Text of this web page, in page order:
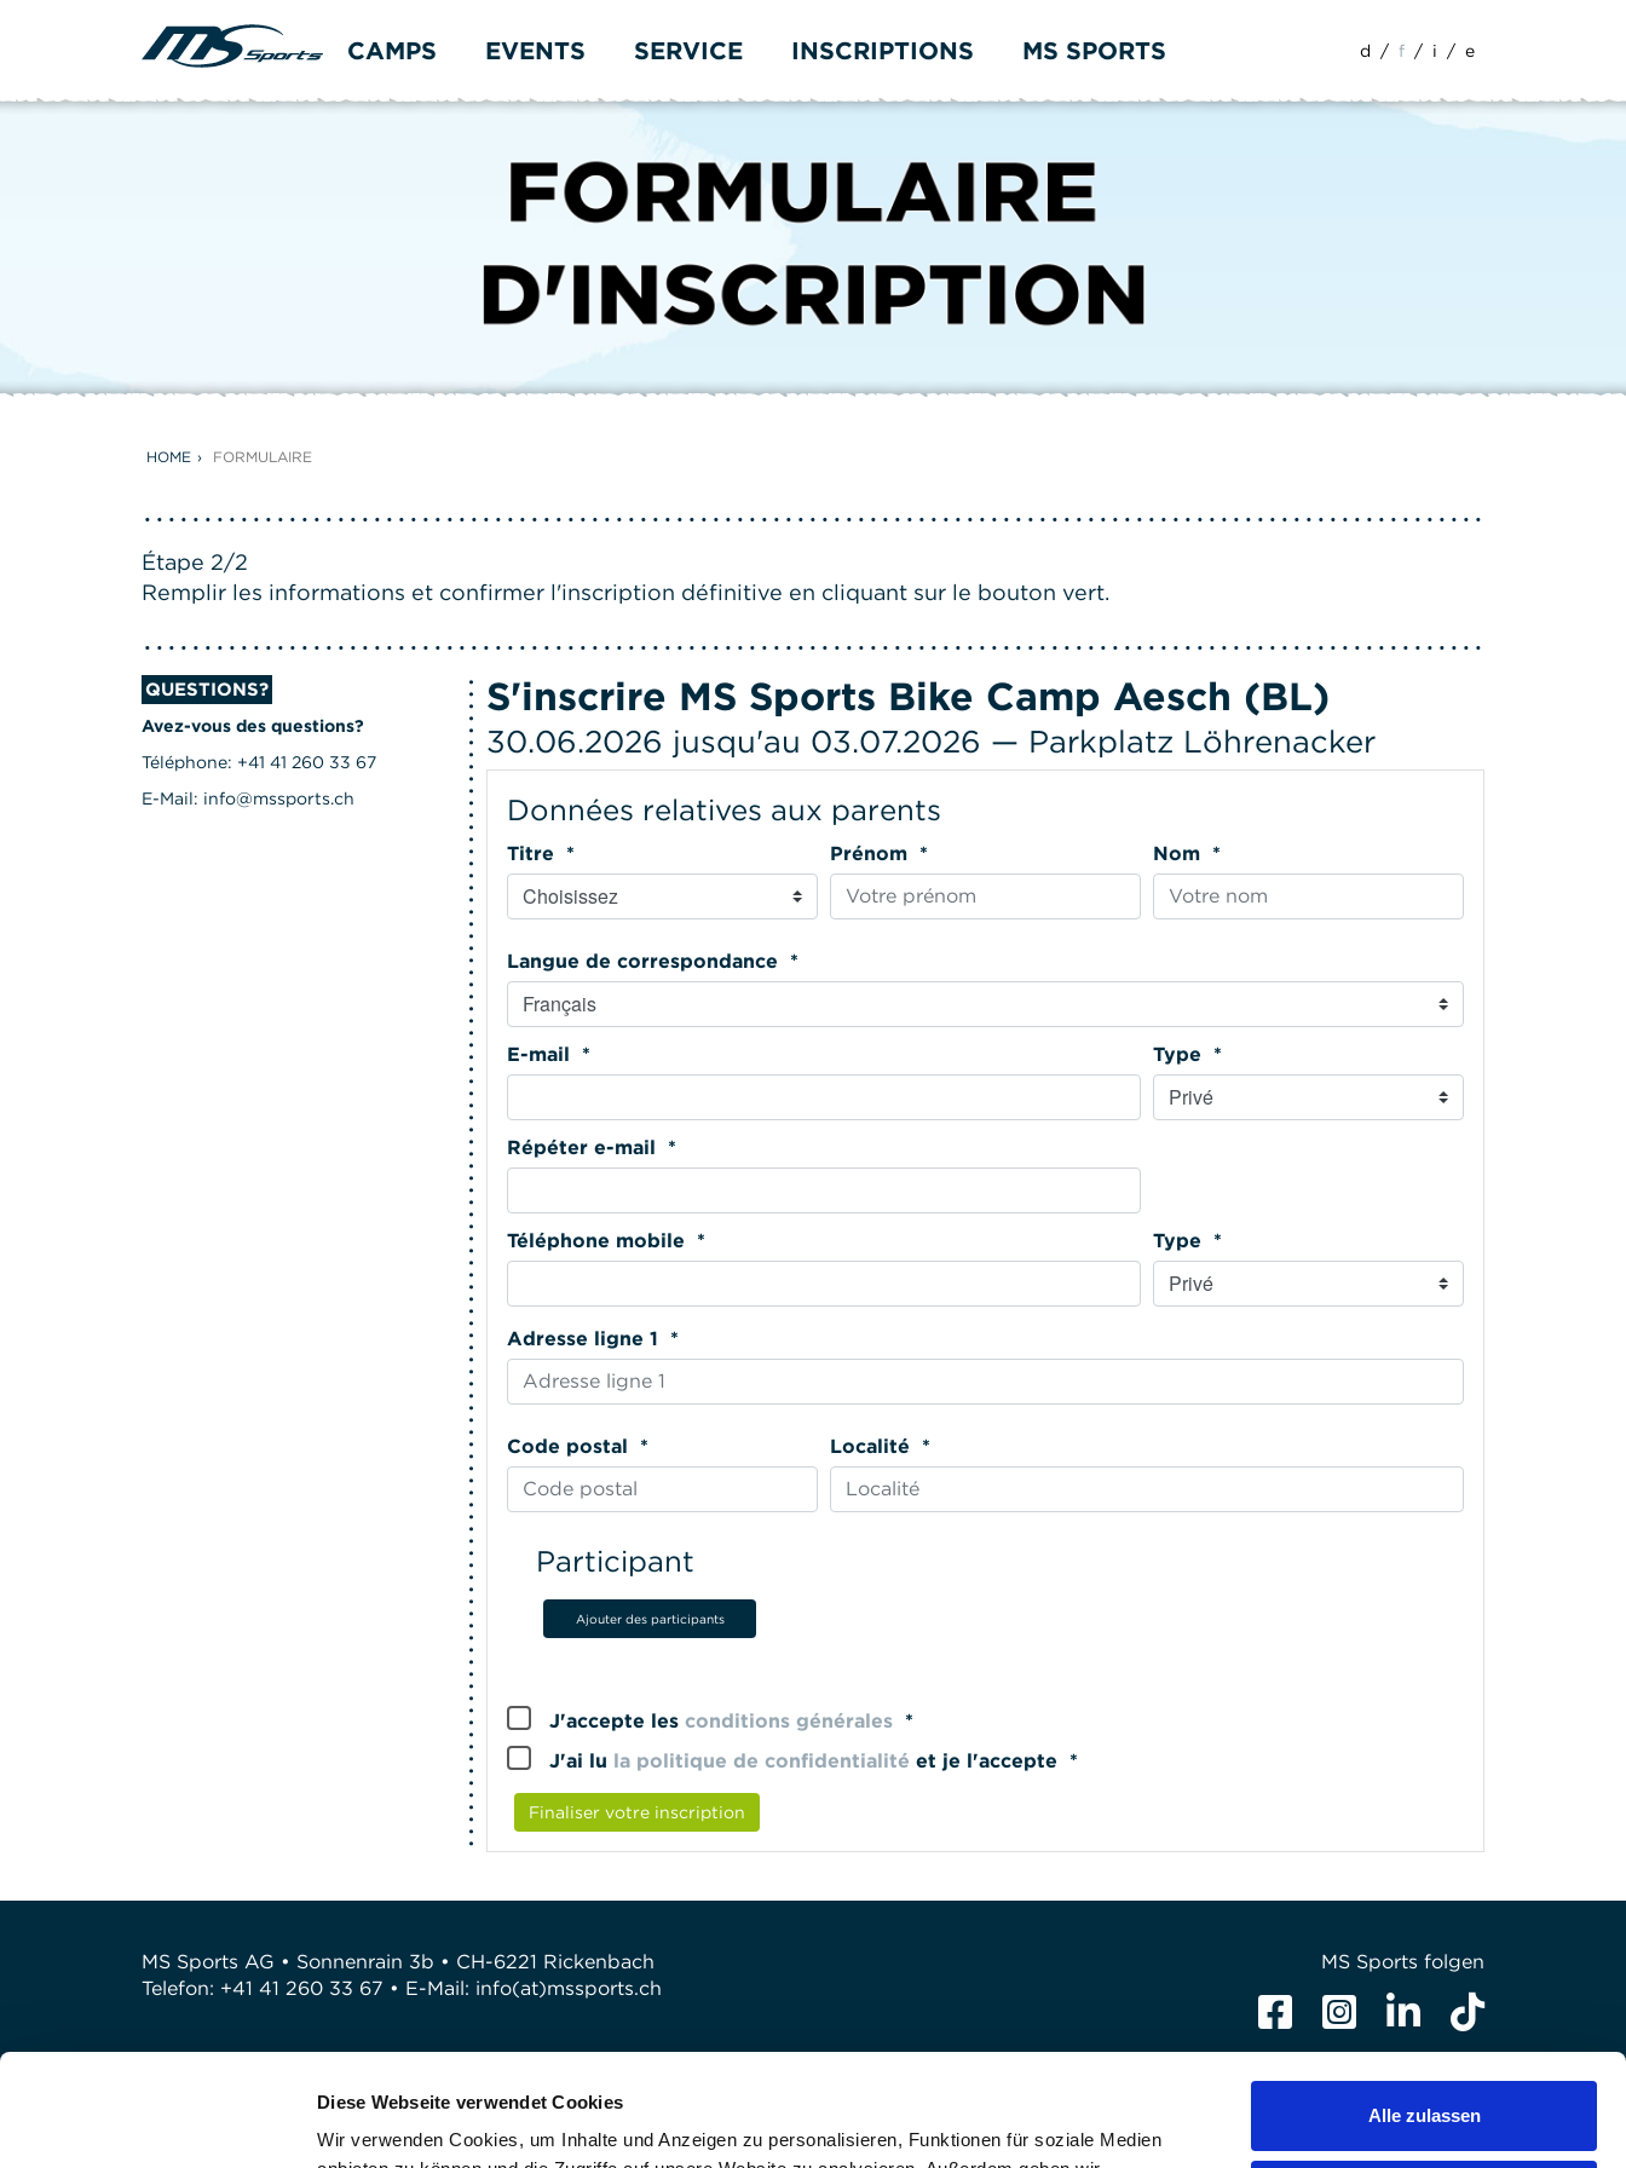
Diese Webseite verwendet Cookies
Wir verwenden Cookies, um Inhalte und Anzeigen zu personalisieren, Funktionen für soziale Medien
Alle zulassen
CAMPS EVENTS SERVICE INSCRIPTIONS MS SPORTS d / f / i / e
HOME FORMULAIRE
Étape 2/2
Remplir les informations et confirmer l'inscription définitive en cliquant sur le bouton vert.
S'inscrire MS Sports Bike Camp Aesch (BL)
30.06.2026 jusqu'au 03.07.2026 — Parkplatz Löhrenacker
Données relatives aux parents
Titre * Prénom * Nom *
Langue de correspondance *
E-mail * Type *
Répéter e-mail *
Téléphone mobile * Type *
Adresse ligne 1 *
Code postal * Localité *
Participant
Ajouter des participants
J'accepte les conditions générales *
J'ai lu la politique de confidentialité et je l'accepte *
Finaliser votre inscription
QUESTIONS?
Avez-vous des questions?
Téléphone: +41 41 260 33 67
E-Mail: info@mssports.ch
MS Sports AG • Sonnenrain 3b • CH-6221 Rickenbach
Telefon: +41 41 260 33 67 • E-Mail: info(at)mssports.ch
MS Sports folgen